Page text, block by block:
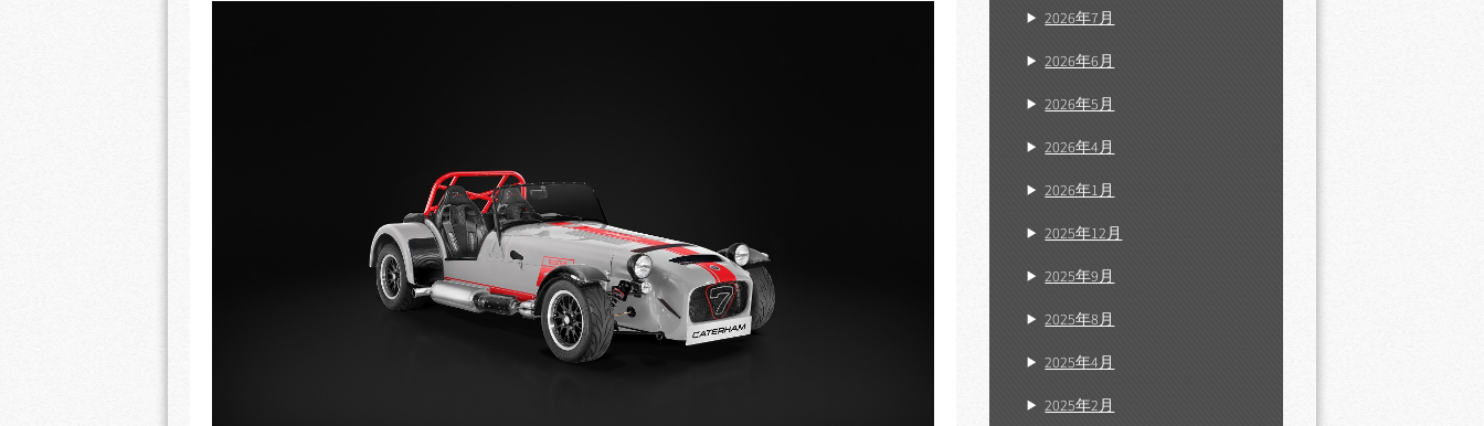
2026年7月
2026年6月
2026年5月
2026年4月
2026年1月
2025年12月
2025年9月
2025年8月
2025年4月
2025年2月